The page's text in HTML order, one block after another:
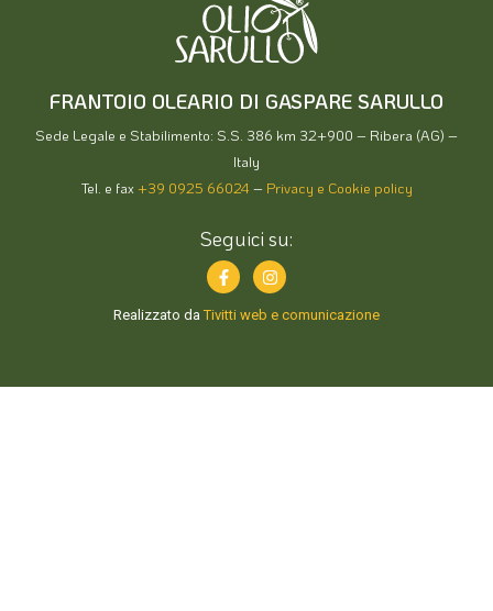
FRANTOIO OLEARIO DI GASPARE SARULLO
Sede Legale e Stabilimento: S.S. 386 km 32+900 – Ribera (AG) –
Italy
Tel. e fax+39 0925 66024 – Privacy e Cookie policy
Seguici su:
Realizzato daTivitti web e comunicazione